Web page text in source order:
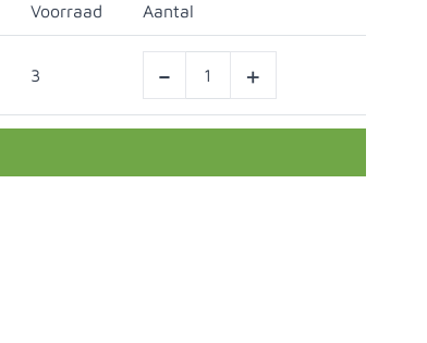
Voorraad Aantal
3 - +